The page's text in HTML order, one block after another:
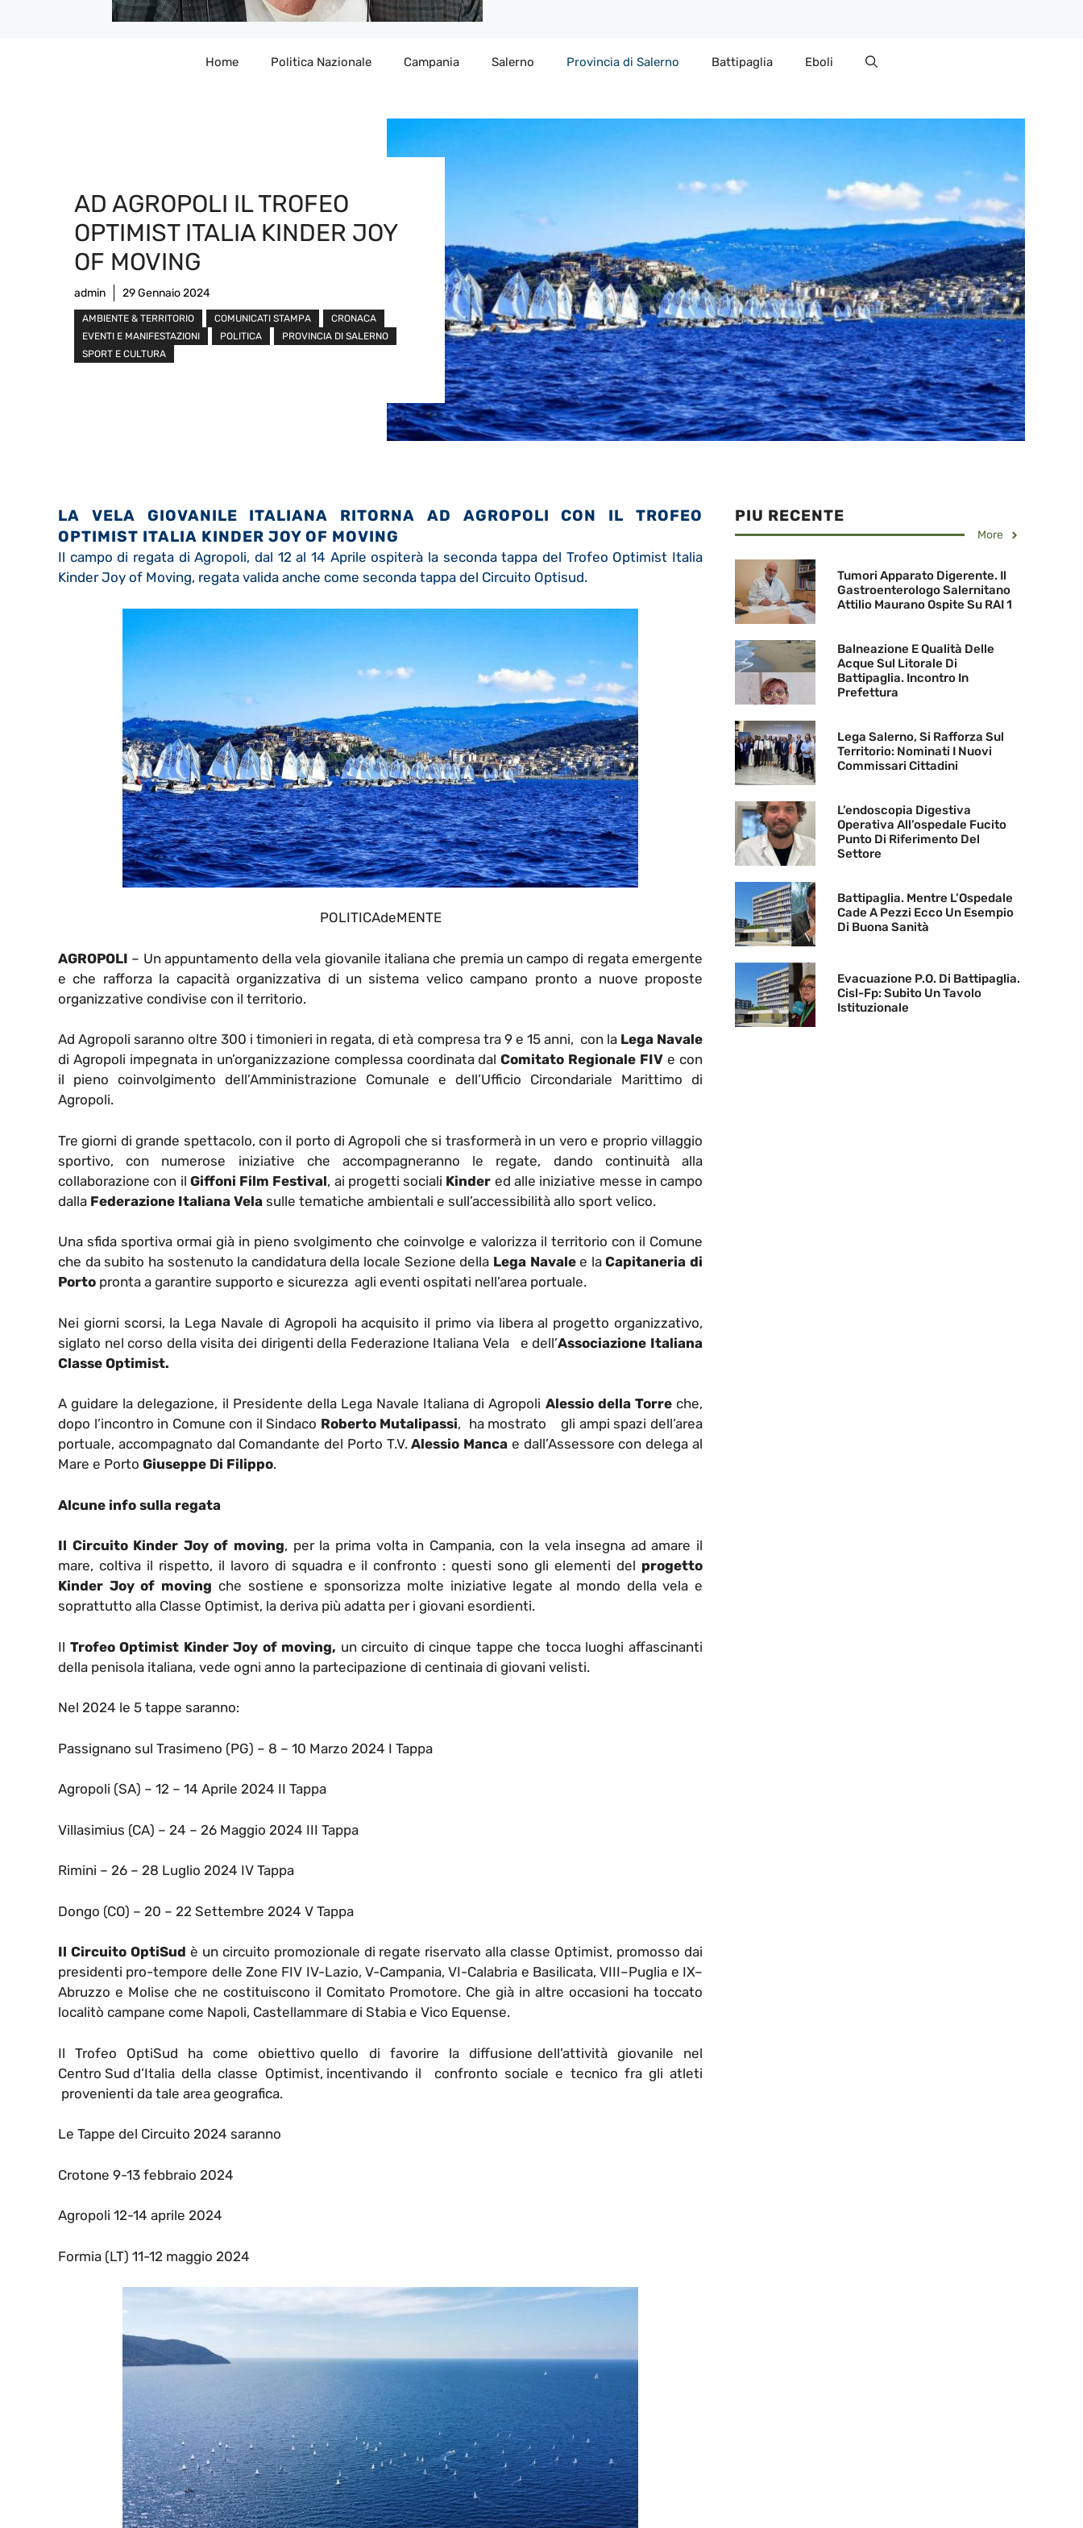
Home Politica Nazionale Campania Salerno Provincia di Salerno Battipaglia Eboli
AD AGROPOLI IL TROFEO
OPTIMIST ITALIA KINDER JOY
OF MOVING
admin 29 Gennaio 2024
AMBIENTE & TERRITORIO COMUNICATI STAMPA
CRONACA
EVENTI E MANIFESTAZIONI
POLITICA
PROVINCIA DI SALERNO
SPORT E CULTURA
LA VELA GIOVANILE ITALIANA RITORNA AD AGROPOLI CON IL TROFEO
OPTIMIST ITALIA KINDER JOY OF MOVING
Il campo di regata di Agropoli, dal 12 al 14 Aprile ospiterà la seconda tappa del Trofeo Optimist Italia
Kinder Joy of Moving, regata valida anche come seconda tappa del Circuito Optisud.
POLITICAdeMENTE
AGROPOLI – Un appuntamento della vela giovanile italiana che premia un campo di regata emergente
e che rafforza la capacità organizzativa di un sistema velico campano pronto a nuove proposte
organizzative condivise con il territorio.
Ad Agropoli saranno oltre 300 i timonieri in regata, di età compresa tra 9 e 15 anni, con la Lega Navale
di Agropoli impegnata in un’organizzazione complessa coordinata dalComitato Regionale FIV e con
il pieno coinvolgimento dell’Amministrazione Comunale e dell’Ufficio Circondariale Marittimo di
Agropoli.
Tre giorni di grande spettacolo, con il porto di Agropoli che si trasformerà in un vero e proprio villaggio
sportivo, con numerose iniziative che accompagneranno le regate, dando continuità alla
collaborazione con il Giffoni Film Festival, ai progetti sociali Kinder ed alle iniziative messe in campo
dalla Federazione Italiana Vela sulle tematiche ambientali e sull’accessibilità allo sport velico.
Una sfida sportiva ormai già in pieno svolgimento che coinvolge e valorizza il territorio con il Comune
che da subito ha sostenuto la candidatura della locale Sezione della Lega Navalee laCapitaneria di
Porto pronta a garantire supporto e sicurezza agli eventi ospitati nell’area portuale.
Nei giorni scorsi, la Lega Navale di Agropoli ha acquisito il primo via libera al progetto organizzativo,
siglato nel corso della visita dei dirigenti della Federazione Italiana Vela e dell’Associazione Italiana
Classe Optimist.
A guidare la delegazione, il Presidente della Lega Navale Italiana di Agropoli Alessio della Torreche,
dopo l’incontro in Comune con il Sindaco Roberto Mutalipassi, ha mostrato gli ampi spazi dell’area
portuale, accompagnato dal Comandante del Porto T.V.Alessio Manca e dall’Assessore con delega al
Mare e Porto Giuseppe Di Filippo.
Alcune info sulla regata
Il Circuito Kinder Joy of moving, per la prima volta in Campania, con la vela insegna ad amare il
mare, coltiva il rispetto, il lavoro di squadra e il confronto : questi sono gli elementi del progetto
Kinder Joy of moving che sostiene e sponsorizza molte iniziative legate al mondo della vela e
soprattutto alla Classe Optimist, la deriva più adatta per i giovani esordienti.
Il Trofeo Optimist Kinder Joy of moving, un circuito di cinque tappe che tocca luoghi affascinanti
della penisola italiana, vede ogni anno la partecipazione di centinaia di giovani velisti.
Nel 2024 le 5 tappe saranno:
Passignano sul Trasimeno (PG) – 8 – 10 Marzo 2024 I Tappa
Agropoli (SA) – 12 – 14 Aprile 2024 II Tappa
Villasimius (CA) – 24 – 26 Maggio 2024 III Tappa
Rimini – 26 – 28 Luglio 2024 IV Tappa
Dongo (CO) – 20 – 22 Settembre 2024 V Tappa
Il Circuito OptiSud è un circuito promozionale di regate riservato alla classe Optimist, promosso dai
presidenti pro-tempore delle Zone FIV IV-Lazio, V-Campania, VI-Calabria e Basilicata, VIII–Puglia e IX–
Abruzzo e Molise che ne costituiscono il Comitato Promotore. Che già in altre occasioni ha toccato
localitò campane come Napoli, Castellammare di Stabia e Vico Equense.
Il Trofeo OptiSud ha come obiettivo quello di favorire la diffusione dell’attività giovanile nel
Centro Sud d’Italia della classe Optimist, incentivando il confronto sociale e tecnico fra gli atleti
provenienti da tale area geografica.
Le Tappe del Circuito 2024 saranno
Crotone 9-13 febbraio 2024
Agropoli 12-14 aprile 2024
Formia (LT) 11-12 maggio 2024
PIU RECENTE
More
Tumori Apparato Digerente. Il
Gastroenterologo Salernitano
Attilio Maurano Ospite Su RAI 1
Balneazione E Qualità Delle
Acque Sul Litorale Di
Battipaglia. Incontro In
Prefettura
Lega Salerno, Si Rafforza Sul
Territorio: Nominati I Nuovi
Commissari Cittadini
L’endoscopia Digestiva
Operativa All’ospedale Fucito
Punto Di Riferimento Del
Settore
Battipaglia. Mentre L’Ospedale
Cade A Pezzi Ecco Un Esempio
Di Buona Sanità
Evacuazione P.O. Di Battipaglia.
Cisl-Fp: Subito Un Tavolo
Istituzionale